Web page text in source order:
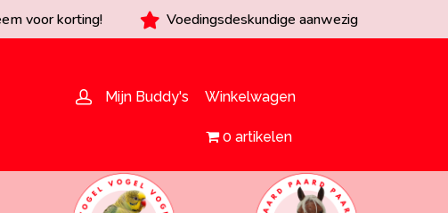
voor korting! Voedingsdeskundige aanwezig
Mijn Buddy's Winkelwagen
0 artikelen